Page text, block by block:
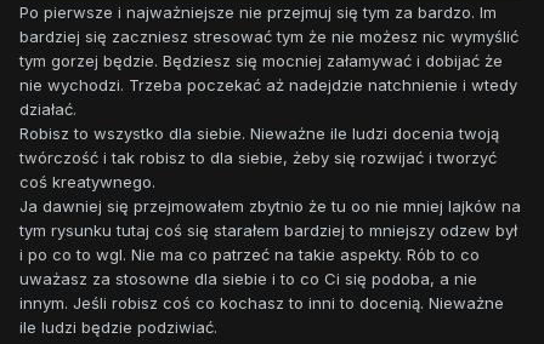
lasery, samochody i wybuchy ;____; .
Tak samo z rysowaniem, tylko tutaj dochodzi jeszcze
syndrom "po co to wszystko, to nie ma sensu, dla kogo ja to
robię"...
Nagle mam mnóstwo pomysłów, ale kompletnie nie wiem, co
z tymi pomysłami zrobić. Czyli odwrotnie jak zazwyczaj.
Po pierwsze i najważniejsze nie przejmuj się tym za bardzo. Im
bardziej się zaczniesz stresować tym że nie możesz nic wymyślić
tym gorzej będzie. Będziesz się mocniej załamywać i dobijać że
nie wychodzi. Trzeba poczekać aż nadejdzie natchnienie i wtedy
działać.
Robisz to wszystko dla siebie. Nieważne ile ludzi docenia twoją
twórczość i tak robisz to dla siebie, żeby się rozwijać i tworzyć
coś kreatywnego.
Ja dawniej się przejmowałem zbytnio że tu oo nie mniej lajków na
tym rysunku tutaj coś się starałem bardziej to mniejszy odzew był
i po co to wgl. Nie ma co patrzeć na takie aspekty. Rób to co
uważasz za stosowne dla siebie i to co Ci się podoba, a nie
innym. Jeśli robisz coś co kochasz to inni to docenią. Nieważne
ile ludzi będzie podziwiać.